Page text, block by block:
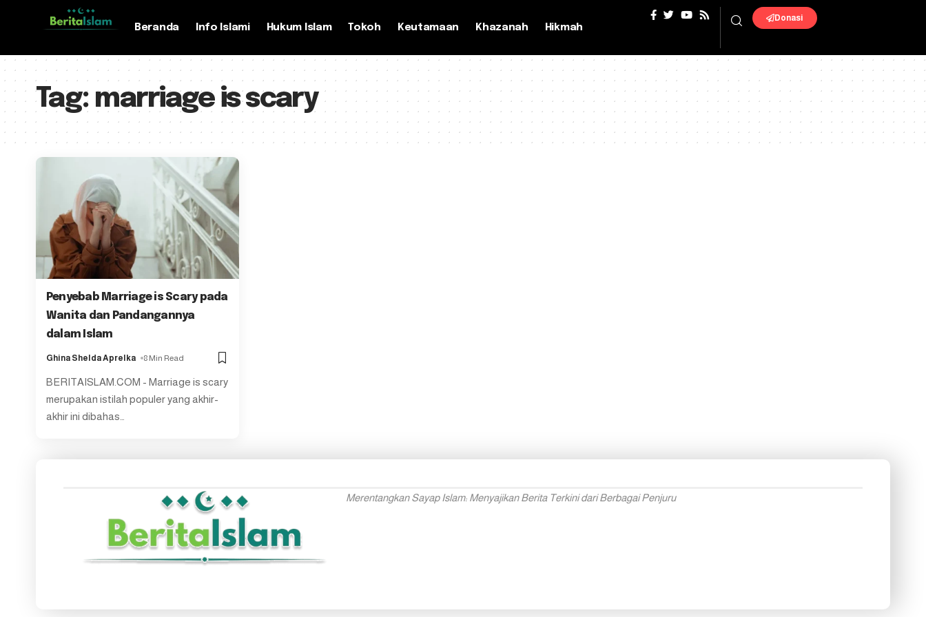
Beranda Info Islami Hukum Islam Tokoh Keutamaan Khazanah Hikmah
Donasi
Tag: marriage is scary
Penyebab Marriage is Scary pada
Wanita dan Pandangannya
dalam Islam
Ghina Shelda Aprelka 8 Min Read
BERITAISLAM.COM - Marriage is scary
merupakan istilah populer yang akhir-
akhir ini dibahas
Merentangkan Sayap Islam: Menyajikan Berita Terkini dari Berbagai Penjuru